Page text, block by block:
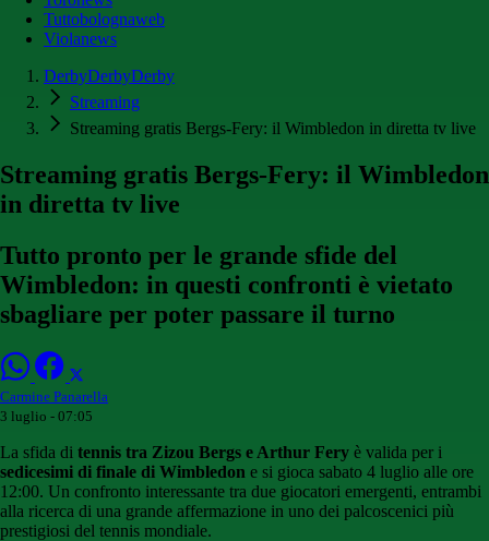
Tuttobolognaweb
Violanews
DerbyDerbyDerby
Streaming
Streaming gratis Bergs-Fery: il Wimbledon in diretta tv live
Streaming gratis Bergs-Fery: il Wimbledon
in diretta tv live
Tutto pronto per le grande sfide del
Wimbledon: in questi confronti è vietato
sbagliare per poter passare il turno
Carmine Panarella
3 luglio - 07:05
La sfida di tennis tra Zizou Bergs e Arthur Fery è valida per i
sedicesimi di finale di Wimbledon e si gioca sabato 4 luglio alle ore
12:00. Un confronto interessante tra due giocatori emergenti, entrambi
alla ricerca di una grande affermazione in uno dei palcoscenici più
prestigiosi del tennis mondiale.